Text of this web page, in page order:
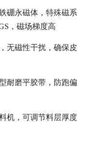
硼永磁体，特殊磁系
，磁场梯度高
无磁性干扰，确保皮
耐磨平胶带，防跑偏
机，可调节料层厚度